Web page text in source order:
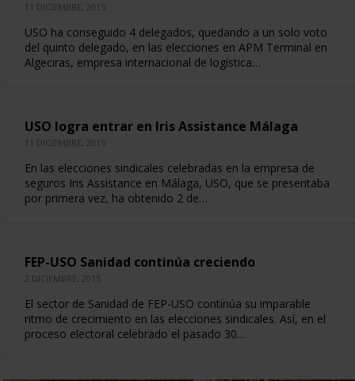
11 DICIEMBRE, 2015
USO ha conseguido 4 delegados, quedando a un solo voto
del quinto delegado, en las elecciones en APM Terminal en
Algeciras, empresa internacional de logística…
USO logra entrar en Iris Assistance Málaga
11 DICIEMBRE, 2015
En las elecciones sindicales celebradas en la empresa de
seguros Iris Assistance en Málaga, USO, que se presentaba
por primera vez, ha obtenido 2 de…
FEP-USO Sanidad continúa creciendo
2 DICIEMBRE, 2015
El sector de Sanidad de FEP-USO continúa su imparable
ritmo de crecimiento en las elecciones sindicales. Así, en el
proceso electoral celebrado el pasado 30…